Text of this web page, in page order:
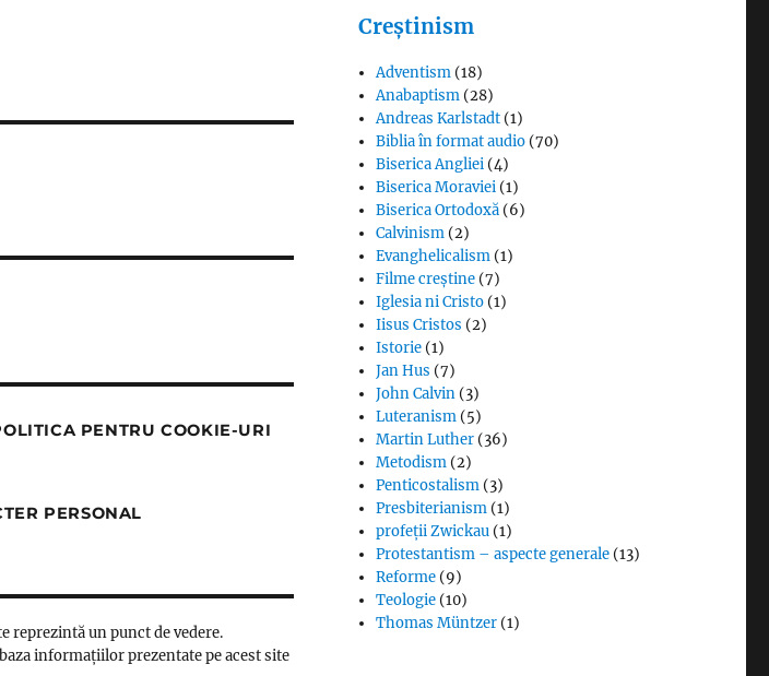
PENTRU COOKIE-URI
PERSONAL
reprezintă un punct de vedere.
informațiilor prezentate pe acest site
Creștinism
Adventism (18)
Anabaptism (28)
Andreas Karlstadt (1)
Biblia în format audio (70)
Biserica Angliei (4)
Biserica Moraviei (1)
Biserica Ortodoxă (6)
Calvinism (2)
Evanghelicalism (1)
Filme creștine (7)
Iglesia ni Cristo (1)
Iisus Cristos (2)
Istorie (1)
Jan Hus (7)
John Calvin (3)
Luteranism (5)
Martin Luther (36)
Metodism (2)
Penticostalism (3)
Presbiterianism (1)
profeții Zwickau (1)
Protestantism – aspecte generale (13)
Reforme (9)
Teologie (10)
Thomas Müntzer (1)